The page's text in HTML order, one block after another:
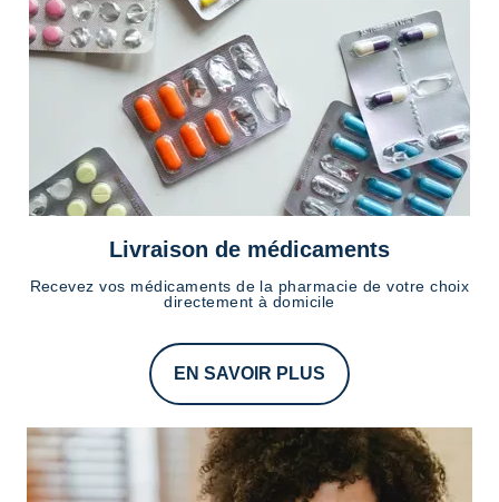
Livraison de médicaments
Recevez vos médicaments de la pharmacie de votre choix
directement à domicile
EN SAVOIR PLUS